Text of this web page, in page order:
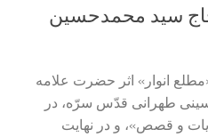
سید محمدحسین
انوار» اثر حضرت علامه
طهرانی قدّس سرّه، در
و قصص»، و در نهایت